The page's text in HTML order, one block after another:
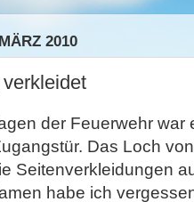
2010
der Feuerwehr
Das Loch
Seitenverkleidungen
habe ich